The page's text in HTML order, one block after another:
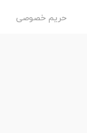
حریم خصوصی